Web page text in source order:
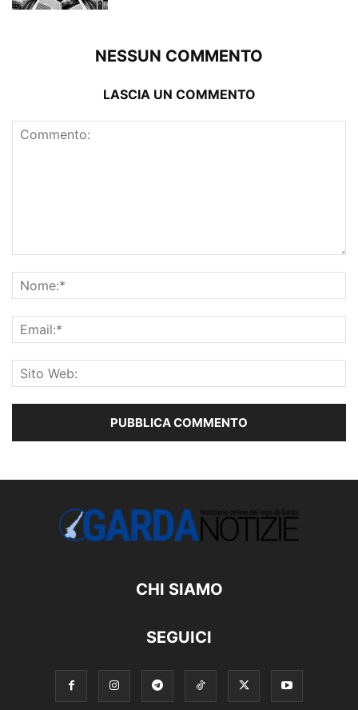
NESSUN COMMENTO
LASCIA UN COMMENTO
CHI SIAMO
SEGUICI